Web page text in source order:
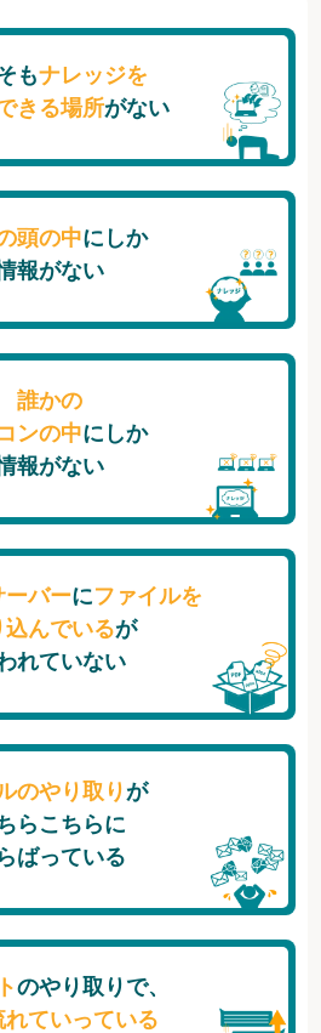
もナレッジを
きる場所がない
頭の中にしか
報がない
誰かの
ンの中にしか
報がない
ーバーにファイルを
込んでいるが
れていない
のやり取り が
らこちらに
ばっている
のやり取りで、
れていっている